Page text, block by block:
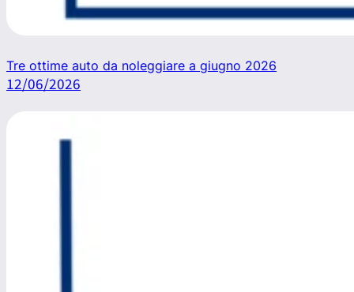
Tre ottime auto da noleggiare a giugno 2026
12/06/2026